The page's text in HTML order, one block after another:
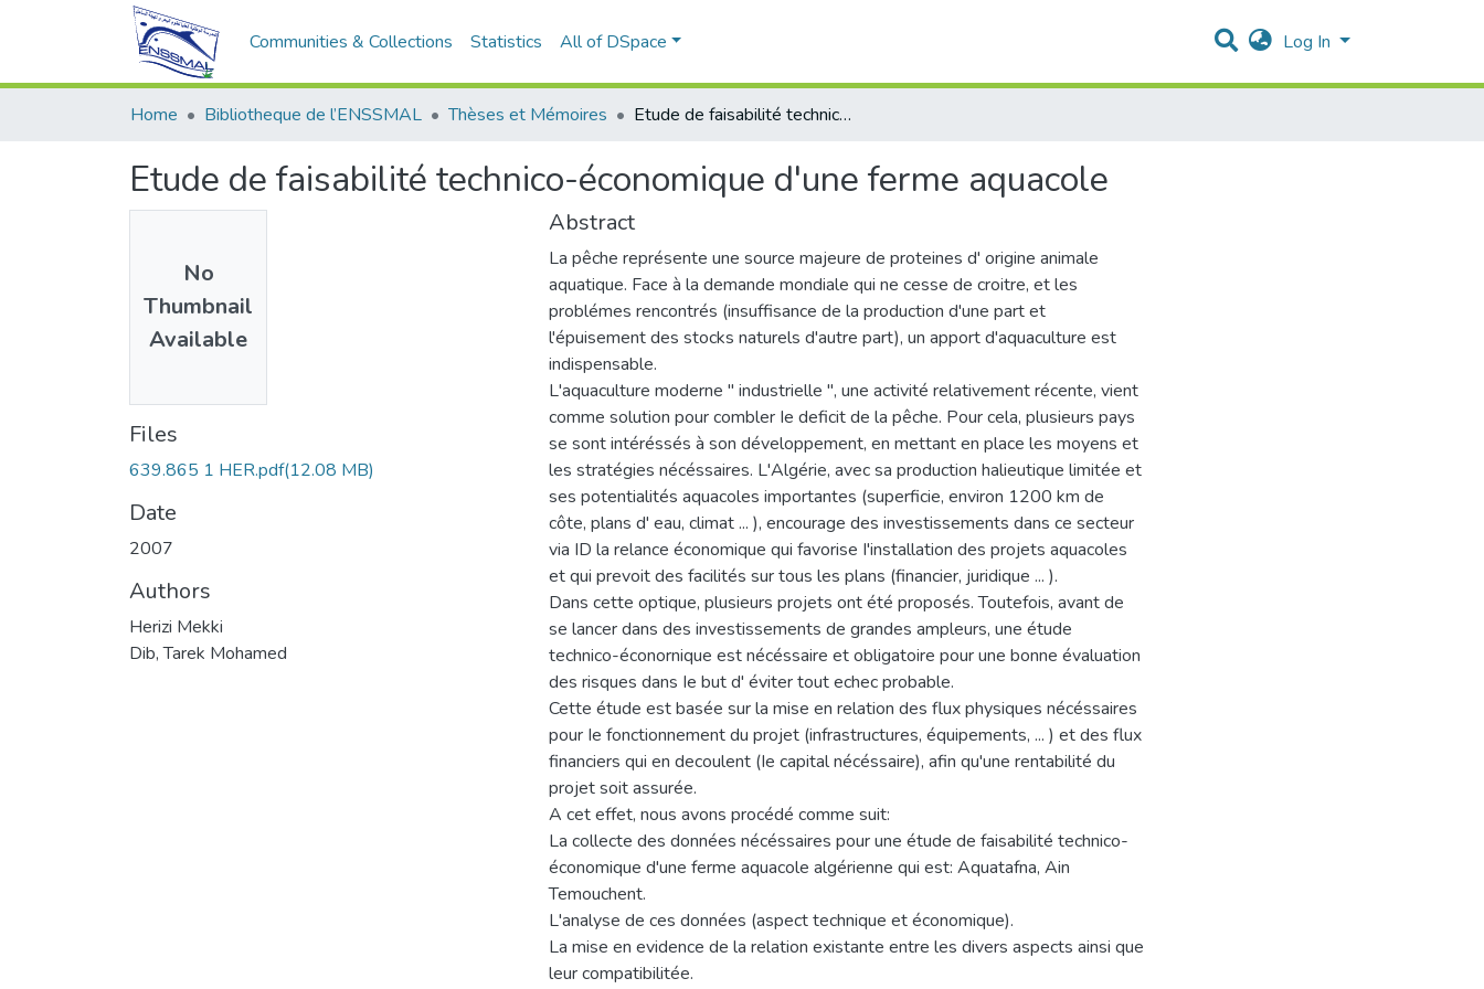
Communities & Collections Statistics All of DSpace Log In
Home Bibliotheque de l’ENSSMAL Thèses et Mémoires Etude de faisabilité technico-économique d'une ferme aquacole
Etude de faisabilité technico-économique d'une ferme aquacole
No
Thumbnail
Available
Files
639.865 1 HER.pdf(12.08 MB)
Date
2007
Authors
Herizi Mekki
Dib, Tarek Mohamed
Abstract
La pêche représente une source majeure de proteines d' origine animale
aquatique. Face à la demande mondiale qui ne cesse de croitre, et les
problémes rencontrés (insuffisance de la production d'une part et
l'épuisement des stocks naturels d'autre part), un apport d'aquaculture est
indispensable.
L'aquaculture moderne " industrielle ", une activité relativement récente, vient
comme solution pour combler Ie deficit de la pêche. Pour cela, plusieurs pays
se sont intéréssés à son développement, en mettant en place les moyens et
les stratégies nécéssaires. L'Algérie, avec sa production halieutique limitée et
ses potentialités aquacoles importantes (superficie, environ 1200 km de
côte, plans d' eau, climat ... ), encourage des investissements dans ce secteur
via ID la relance économique qui favorise I'installation des projets aquacoles
et qui prevoit des facilités sur tous les plans (financier, juridique ... ).
Dans cette optique, plusieurs projets ont été proposés. Toutefois, avant de
se lancer dans des investissements de grandes ampleurs, une étude
technico-éconornique est nécéssaire et obligatoire pour une bonne évaluation
des risques dans Ie but d' éviter tout echec probable.
Cette étude est basée sur la mise en relation des flux physiques nécéssaires
pour Ie fonctionnement du projet (infrastructures, équipements, ... ) et des flux
financiers qui en decoulent (Ie capital nécéssaire), afin qu'une rentabilité du
projet soit assurée.
A cet effet, nous avons procédé comme suit:
La collecte des données nécéssaires pour une étude de faisabilité technico-
économique d'une ferme aquacole algérienne qui est: Aquatafna, Ain
Temouchent.
L'analyse de ces données (aspect technique et économique).
La mise en evidence de la relation existante entre les divers aspects ainsi que
leur compatibilitée.